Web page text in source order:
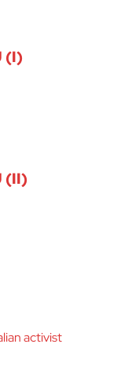
(I)
(II)
activist